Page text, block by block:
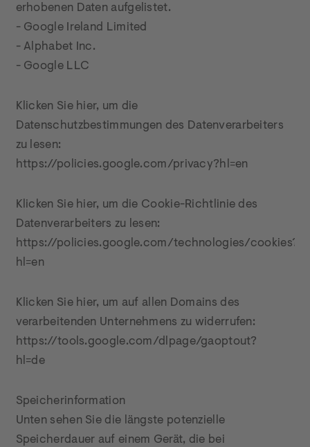
erhobenen Daten aufgelistet.
- Google Ireland Limited
- Alphabet Inc.
- Google LLC
Klicken Sie hier, um die
Datenschutzbestimmungen des Datenverarbeiters
zu lesen:
https://policies.google.com/privacy?hl=en
Klicken Sie hier, um die Cookie-Richtlinie des
Datenverarbeiters zu lesen:
https://policies.google.com/technologies/cookies?
hl=en
Klicken Sie hier, um auf allen Domains des
verarbeitenden Unternehmens zu widerrufen:
https://tools.google.com/dlpage/gaoptout?
hl=de
Speicherinformation
Unten sehen Sie die längste potenzielle
Speicherdauer auf einem Gerät, die bei